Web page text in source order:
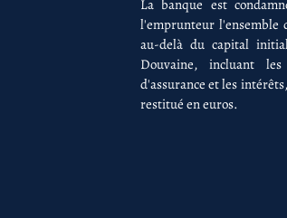
La banque est
l'emprunteur l'ensemble
au-delà du capital
Douvaine, incluant
d'assurance et les
restitué en euros.